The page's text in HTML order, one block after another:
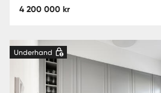
4 200 000 kr
Underhand